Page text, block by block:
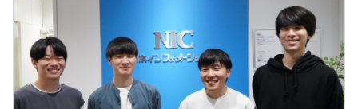
発実績があります。
◆OJT制度
■モデル年収：470万円(諸手当込)＋α／経験 5年
■モデル年収：570万円(諸手当込)＋α／経験 10年
※ "＋α" とは、業績が好調時、年度末に3回目の賞与支給
実績あり（直近10年以上、連続で支給）
※ 経験・能力・担当業務を踏まえて決定しますので、記